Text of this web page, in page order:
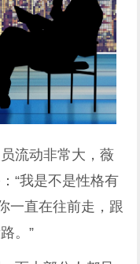
流动非常大，薇
“我是不是性格有
一直在往前走，跟
。”